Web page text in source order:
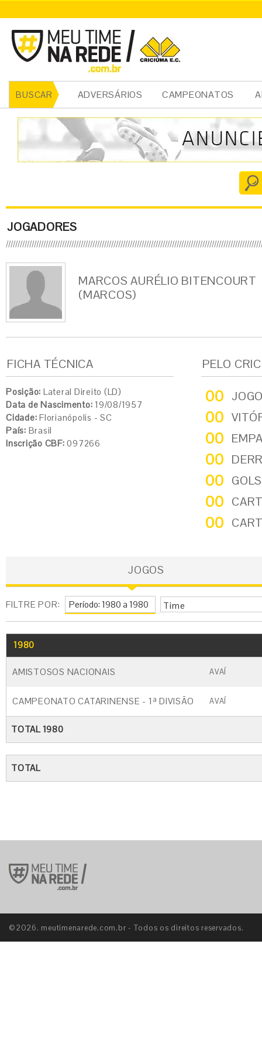
BUSCAR ADVERSÁRIOS CAMPEONATOS
JOGADORES
MARCOS AURÉLIO BITENCOURT
(MARCOS)
FICHA TÉCNICA
Posição: Lateral Direito (LD)
Data de Nascimento: 19/08/1957
Cidade: Florianópolis - SC
País: Brasil
Inscrição CBF: 097266
PELO
00
00
00
00
00
00
00
JOGOS
FILTRE POR: Time
1980
AMISTOSOS NACIONAIS AVAÍ
CAMPEONATO CATARINENSE - 1ª DIVISÃO AVAÍ
TOTAL 1980
TOTAL
©2026. meutimenarede.com.br - Todos os direitos reservados.